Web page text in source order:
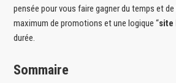
pensée pour vous faire gagner du temps et de
maximum de promotions et une logique “site
durée.
Sommaire